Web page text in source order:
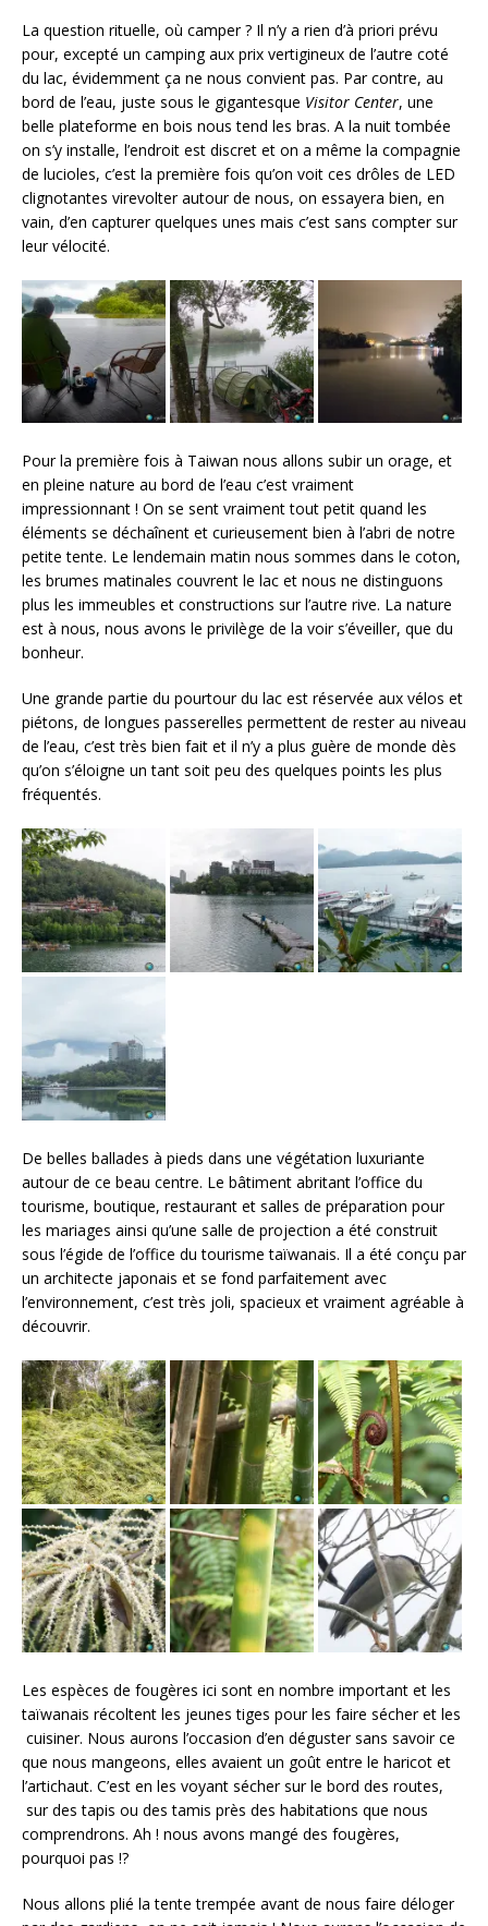
La question rituelle, où camper ? Il n’y a rien d’à priori prévu
pour, excepté un camping aux prix vertigineux de l’autre coté
du lac, évidemment ça ne nous convient pas. Par contre, au
bord de l’eau, juste sous le gigantesque Visitor Center, une
belle plateforme en bois nous tend les bras. A la nuit tombée
on s’y installe, l’endroit est discret et on a même la compagnie
de lucioles, c’est la première fois qu’on voit ces drôles de LED
clignotantes virevolter autour de nous, on essayera bien, en
vain, d’en capturer quelques unes mais c’est sans compter sur
leur vélocité.
Pour la première fois à Taiwan nous allons subir un orage, et
en pleine nature au bord de l’eau c’est vraiment
impressionnant ! On se sent vraiment tout petit quand les
éléments se déchaînent et curieusement bien à l’abri de notre
petite tente. Le lendemain matin nous sommes dans le coton,
les brumes matinales couvrent le lac et nous ne distinguons
plus les immeubles et constructions sur l’autre rive. La nature
est à nous, nous avons le privilège de la voir s’éveiller, que du
bonheur.
Une grande partie du pourtour du lac est réservée aux vélos et
piétons, de longues passerelles permettent de rester au niveau
de l’eau, c’est très bien fait et il n’y a plus guère de monde dès
qu’on s’éloigne un tant soit peu des quelques points les plus
fréquentés.
De belles ballades à pieds dans une végétation luxuriante
autour de ce beau centre. Le bâtiment abritant l’office du
tourisme, boutique, restaurant et salles de préparation pour
les mariages ainsi qu’une salle de projection a été construit
sous l’égide de l’office du tourisme taïwanais. Il a été conçu par
un architecte japonais et se fond parfaitement avec
l’environnement, c’est très joli, spacieux et vraiment agréable à
découvrir.
Les espèces de fougères ici sont en nombre important et les
taïwanais récoltent les jeunes tiges pour les faire sécher et les
cuisiner. Nous aurons l’occasion d’en déguster sans savoir ce
que nous mangeons, elles avaient un goût entre le haricot et
l’artichaut. C’est en les voyant sécher sur le bord des routes,
sur des tapis ou des tamis près des habitations que nous
comprendrons. Ah ! nous avons mangé des fougères,
pourquoi pas !?
Nous allons plié la tente trempée avant de nous faire déloger